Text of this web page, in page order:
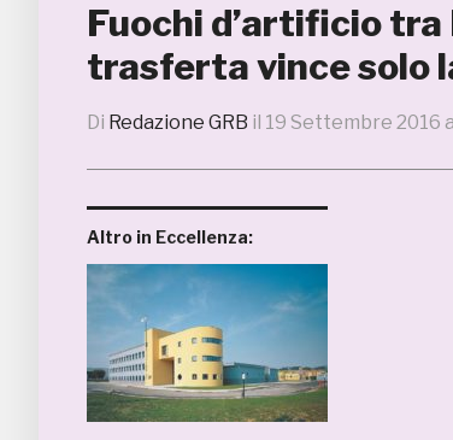
Fuochi d’artificio
trasferta vince solo
Di Redazione GRB il 19 Settembre 2016
Altro in Eccellenza: